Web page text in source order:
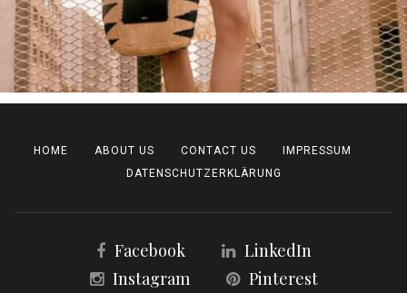
HOME ABOUT US CONTACT US
IMPRESSUM
DATENSCHUTZERKLÄRUNG
Facebook
LinkedIn
Instagram
Pinterest